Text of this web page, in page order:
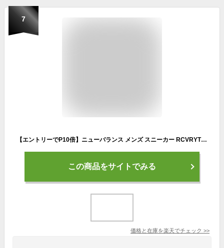
7
【エントリーでP10倍】ニューバランス メンズ スニーカー RCVRYT G4 レディース D幅 ウォッシャブル フィットネス ウォーキング new balance
この商品をサイトでみる
価格と在庫を楽天でチェック >>